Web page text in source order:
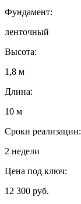
Фундамент:
ленточный
Высота:
1,8 м
Длина:
10 м
Сроки реализации:
2 недели
Цена под ключ:
12 300 руб.